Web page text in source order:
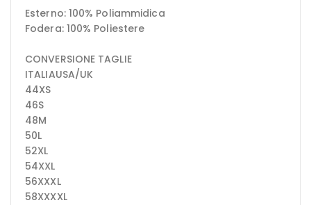
Esterno: 100% Poliammidica
Fodera: 100% Poliestere
CONVERSIONE TAGLIE
ITALIAUSA/UK
44XS
46S
48M
50L
52XL
54XXL
56XXXL
58XXXXL